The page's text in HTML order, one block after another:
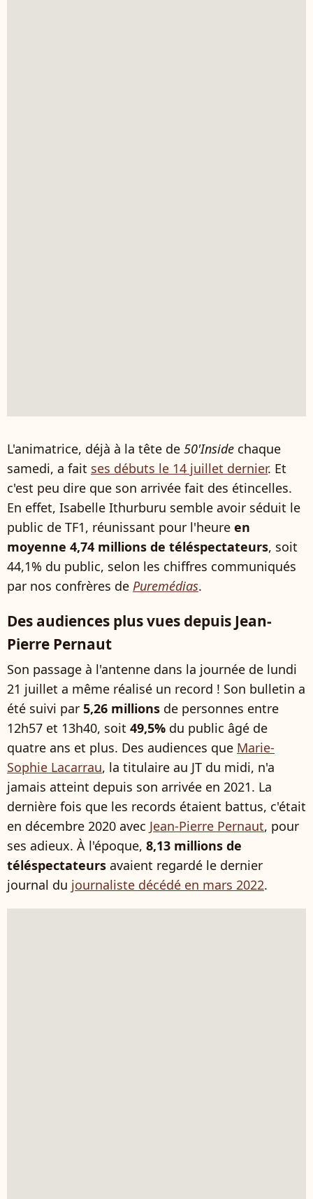
L'animatrice, déjà à la tête de 50'Inside chaque
samedi, a fait ses débuts le 14 juillet dernier. Et
c'est peu dire que son arrivée fait des étincelles.
En effet, Isabelle Ithurburu semble avoir séduit le
public de TF1, réunissant pour l'heure en
moyenne 4,74 millions de téléspectateurs, soit
44,1% du public, selon les chiffres communiqués
par nos confrères de Puremédias.
Des audiences plus vues depuis Jean-
Pierre Pernaut
Son passage à l'antenne dans la journée de lundi
21 juillet a même réalisé un record ! Son bulletin a
été suivi par 5,26 millions de personnes entre
12h57 et 13h40, soit 49,5% du public âgé de
quatre ans et plus. Des audiences que Marie-
Sophie Lacarrau, la titulaire au JT du midi, n'a
jamais atteint depuis son arrivée en 2021. La
dernière fois que les records étaient battus, c'était
en décembre 2020 avec Jean-Pierre Pernaut, pour
ses adieux. À l'époque, 8,13 millions de
téléspectateurs avaient regardé le dernier
journal du journaliste décédé en mars 2022.